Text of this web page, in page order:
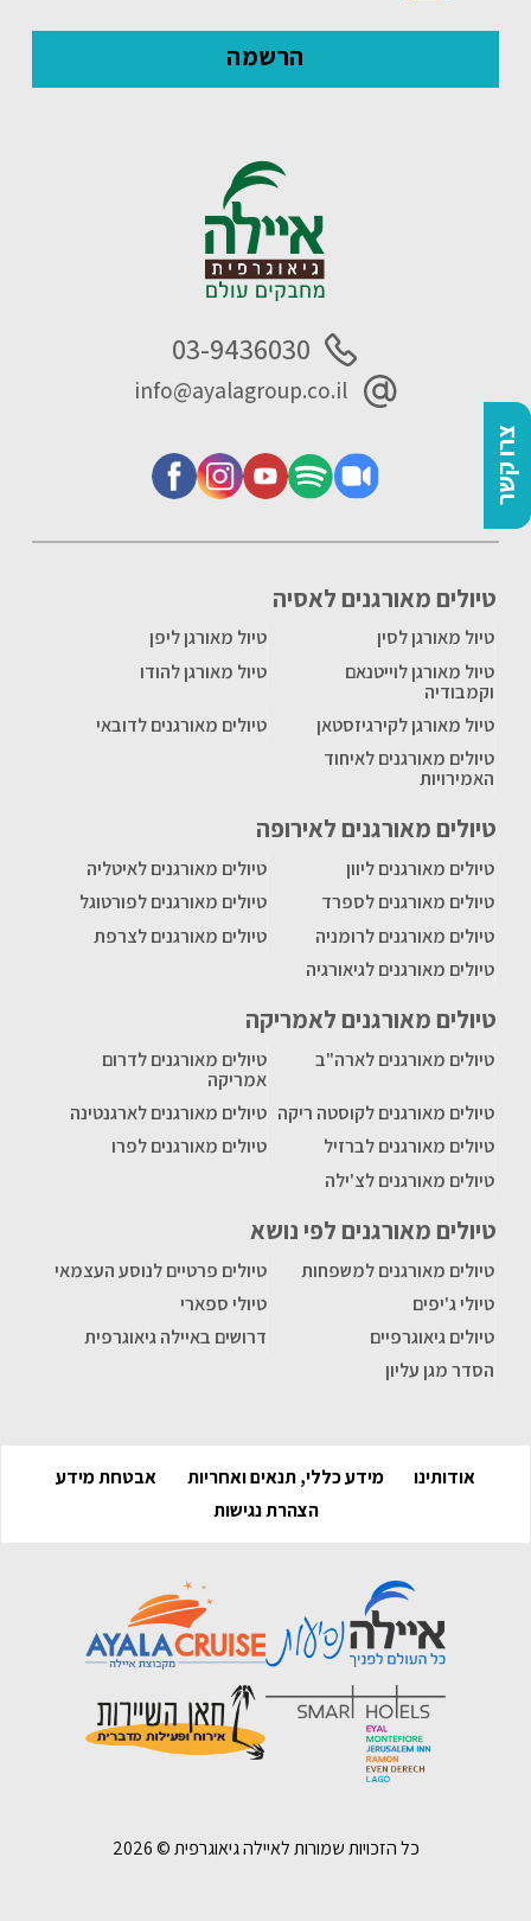
צרו קשר
טיולים מאורגנים לאסיה
טיול מאורגן לסין
טיול מאורגן ליפן
טיול מאורגן לוייטנאם
וקמבודיה
טיול מאורגן להודו
טיול מאורגן לקירגיזסטאן
טיולים מאורגנים לדובאי
טיולים מאורגנים לאיחוד
האמירויות
טיולים מאורגנים לאירופה
טיולים מאורגנים ליוון
טיולים מאורגנים לאיטליה
טיולים מאורגנים לספרד
טיולים מאורגנים לפורטוגל
טיולים מאורגנים לרומניה
טיולים מאורגנים לצרפת
טיולים מאורגנים לגיאורגיה
טיולים מאורגנים לאמריקה
טיולים מאורגנים לארה"ב
טיולים מאורגנים לדרום
אמריקה
טיולים מאורגנים לקוסטה ריקה טיולים מאורגנים לארגנטינה
טיולים מאורגנים לברזיל
טיולים מאורגנים לפרו
טיולים מאורגנים לצ'ילה
טיולים מאורגנים לפי נושא
טיולים מאורגנים למשפחות
טיולים פרטיים לנוסע העצמאי
טיולי ג'יפים
טיולי ספארי
טיולים גיאוגרפיים
דרושים באיילה גיאוגרפית
הסדר מגן עליון
03-9436030
info@ayalagroup.co.il
אודותינו מידע כללי, תנאים ואחריות
אבטחת מידע
הצהרת נגישות
כל הזכויות שמורות לאיילה גיאוגרפית ©2026